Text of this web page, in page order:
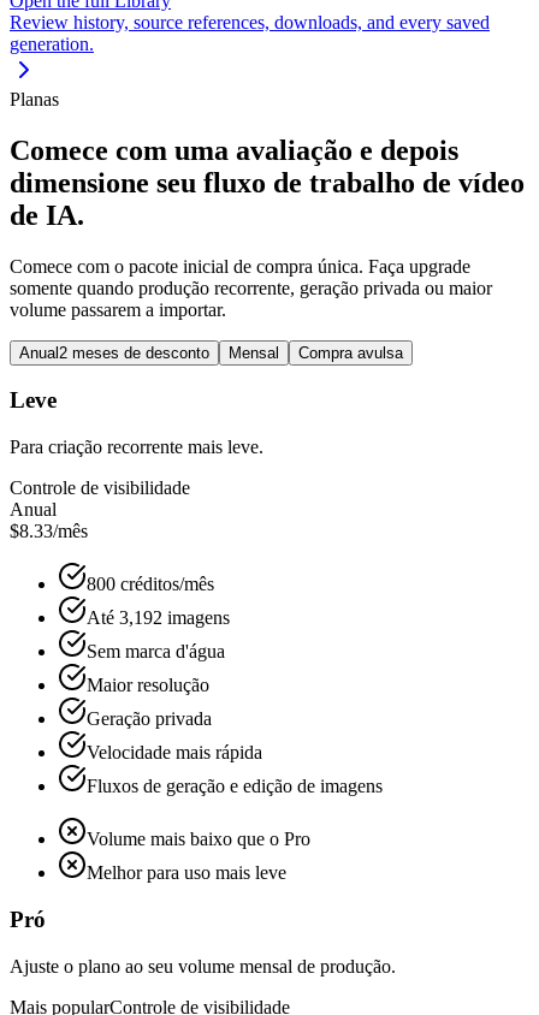
Review history, source references, downloads, and every saved
generation.
Planas
Comece com uma avaliação e depois
dimensione seu fluxo de trabalho de vídeo
de IA.
Comece com o pacote inicial de compra única. Faça upgrade
somente quando produção recorrente, geração privada ou maior
volume passarem a importar.
Anual2 meses de desconto Mensal Compra avulsa
Leve
Para criação recorrente mais leve.
Controle de visibilidade
Anual
$8.33/mês
800 créditos/mês
Até 3,192 imagens
Sem marca d'água
Maior resolução
Geração privada
Velocidade mais rápida
Fluxos de geração e edição de imagens
Volume mais baixo que o Pro
Melhor para uso mais leve
Pró
Ajuste o plano ao seu volume mensal de produção.
Mais popularControle de visibilidade